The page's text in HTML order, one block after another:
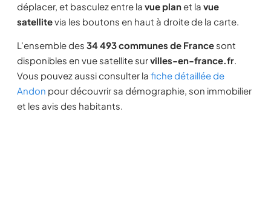
déplacer, et basculez entre la vue planet la vue
satellitevia les boutons en haut à droite de la carte.
L'ensemble des 34 493 communes de France sont
disponibles en vue satellite survilles-en-france.fr.
Vous pouvez aussi consulter la fiche détaillée de
Andon pour découvrir sa démographie, son immobilier
et les avis des habitants.